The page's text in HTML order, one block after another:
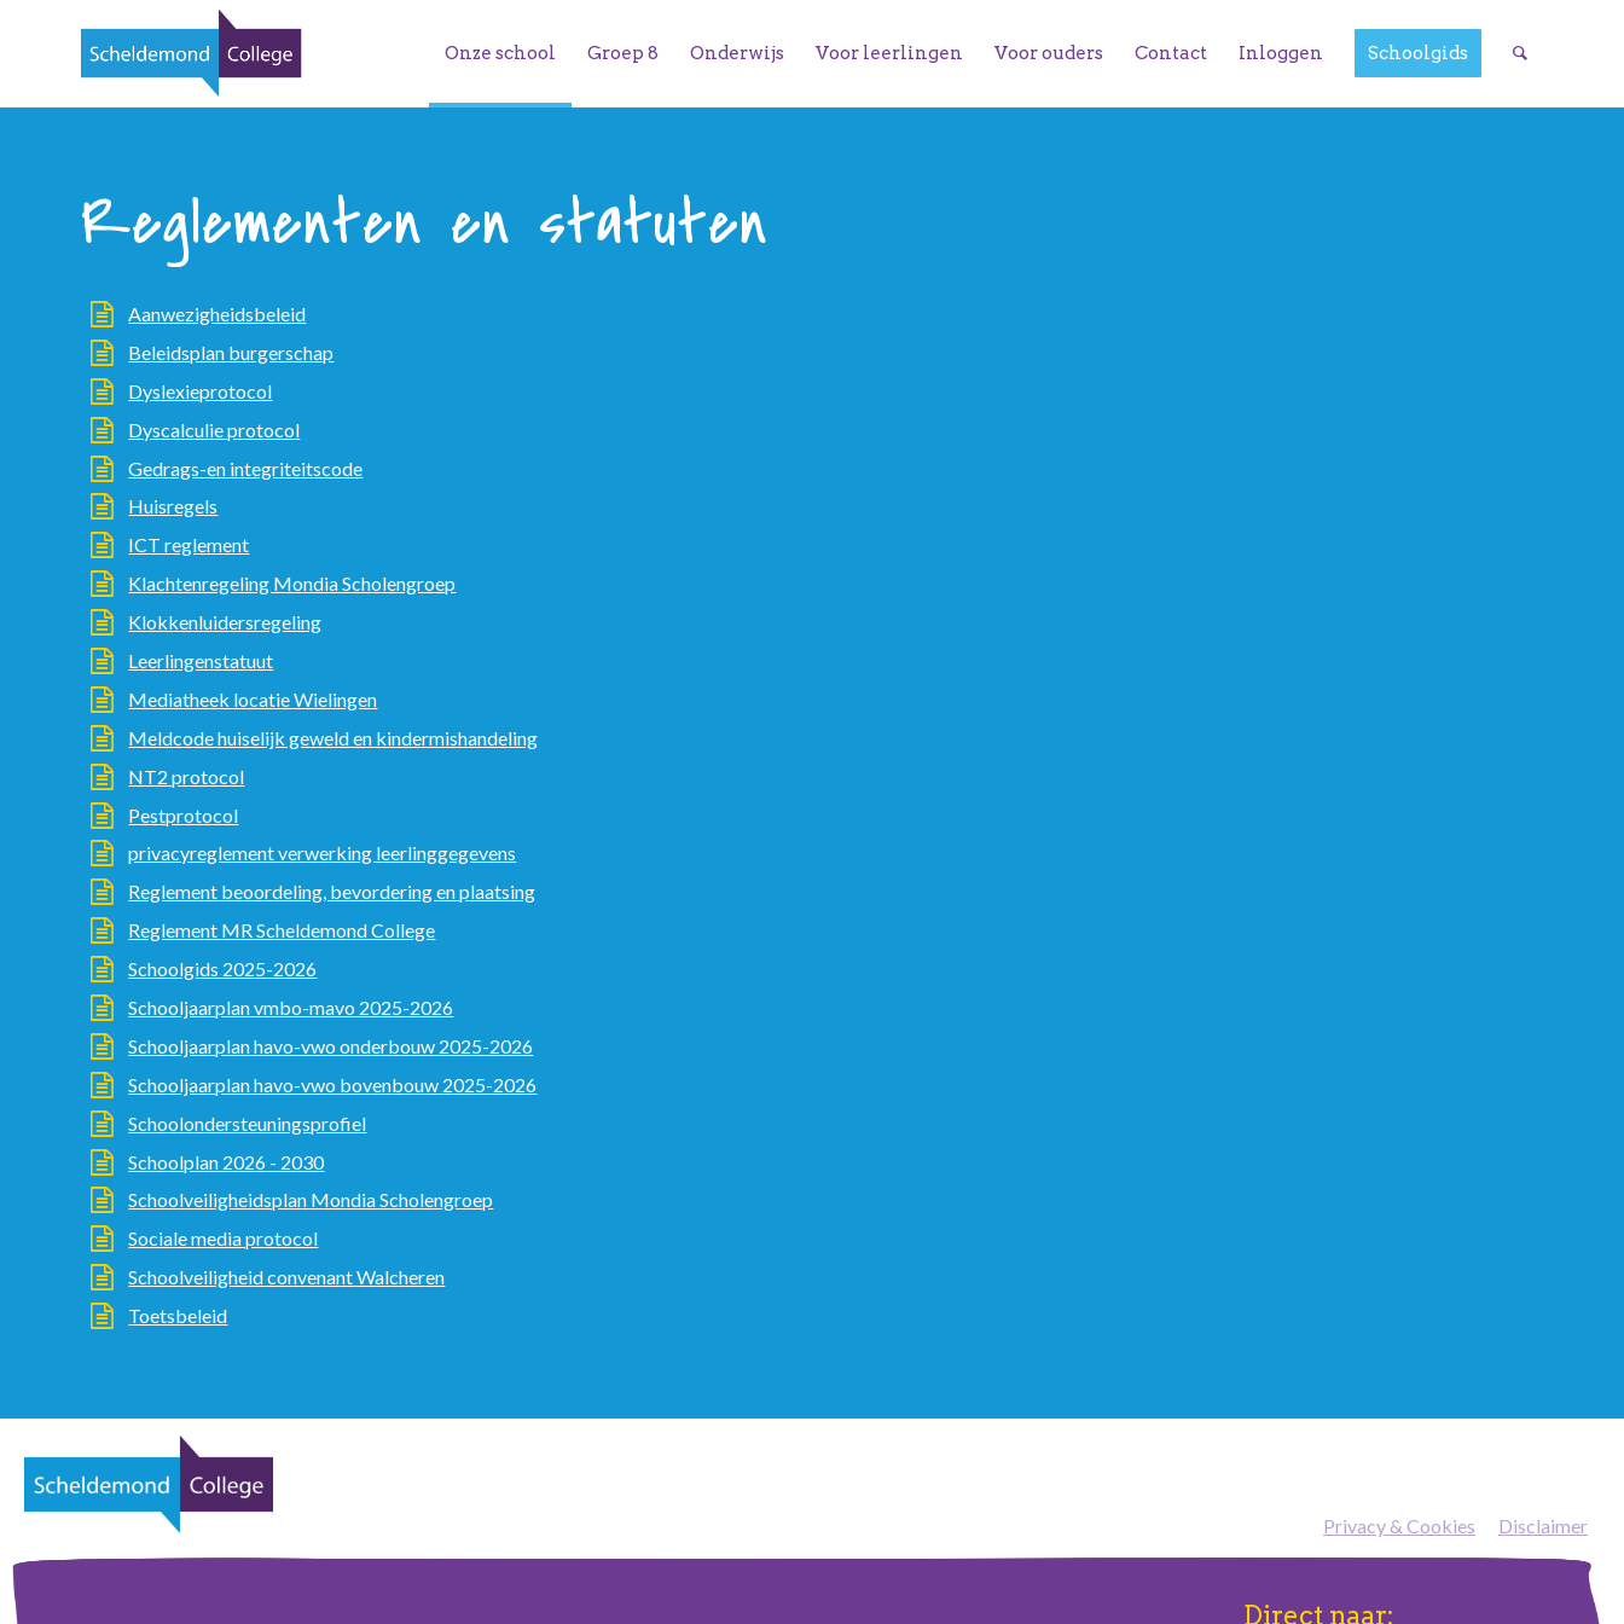
Onze school Groep 8 Onderwijs Voor leerlingen Voor ouders Contact Inloggen Schoolgids
Reglementen en statuten
Aanwezigheidsbeleid
Beleidsplan burgerschap
Dyslexieprotocol
Dyscalculie protocol
Gedrags-en integriteitscode
Huisregels
ICT reglement
Klachtenregeling Mondia Scholengroep
Klokkenluidersregeling
Leerlingenstatuut
Mediatheek locatie Wielingen
Meldcode huiselijk geweld en kindermishandeling
NT2 protocol
Pestprotocol
privacyreglement verwerking leerlinggegevens
Reglement beoordeling, bevordering en plaatsing
Reglement MR Scheldemond College
Schoolgids 2025-2026
Schooljaarplan vmbo-mavo 2025-2026
Schooljaarplan havo-vwo onderbouw 2025-2026
Schooljaarplan havo-vwo bovenbouw 2025-2026
Schoolondersteuningsprofiel
Schoolplan 2026 - 2030
Schoolveiligheidsplan Mondia Scholengroep
Sociale media protocol
Schoolveiligheid convenant Walcheren
Toetsbeleid
Privacy & Cookies Disclaimer
Direct naar: